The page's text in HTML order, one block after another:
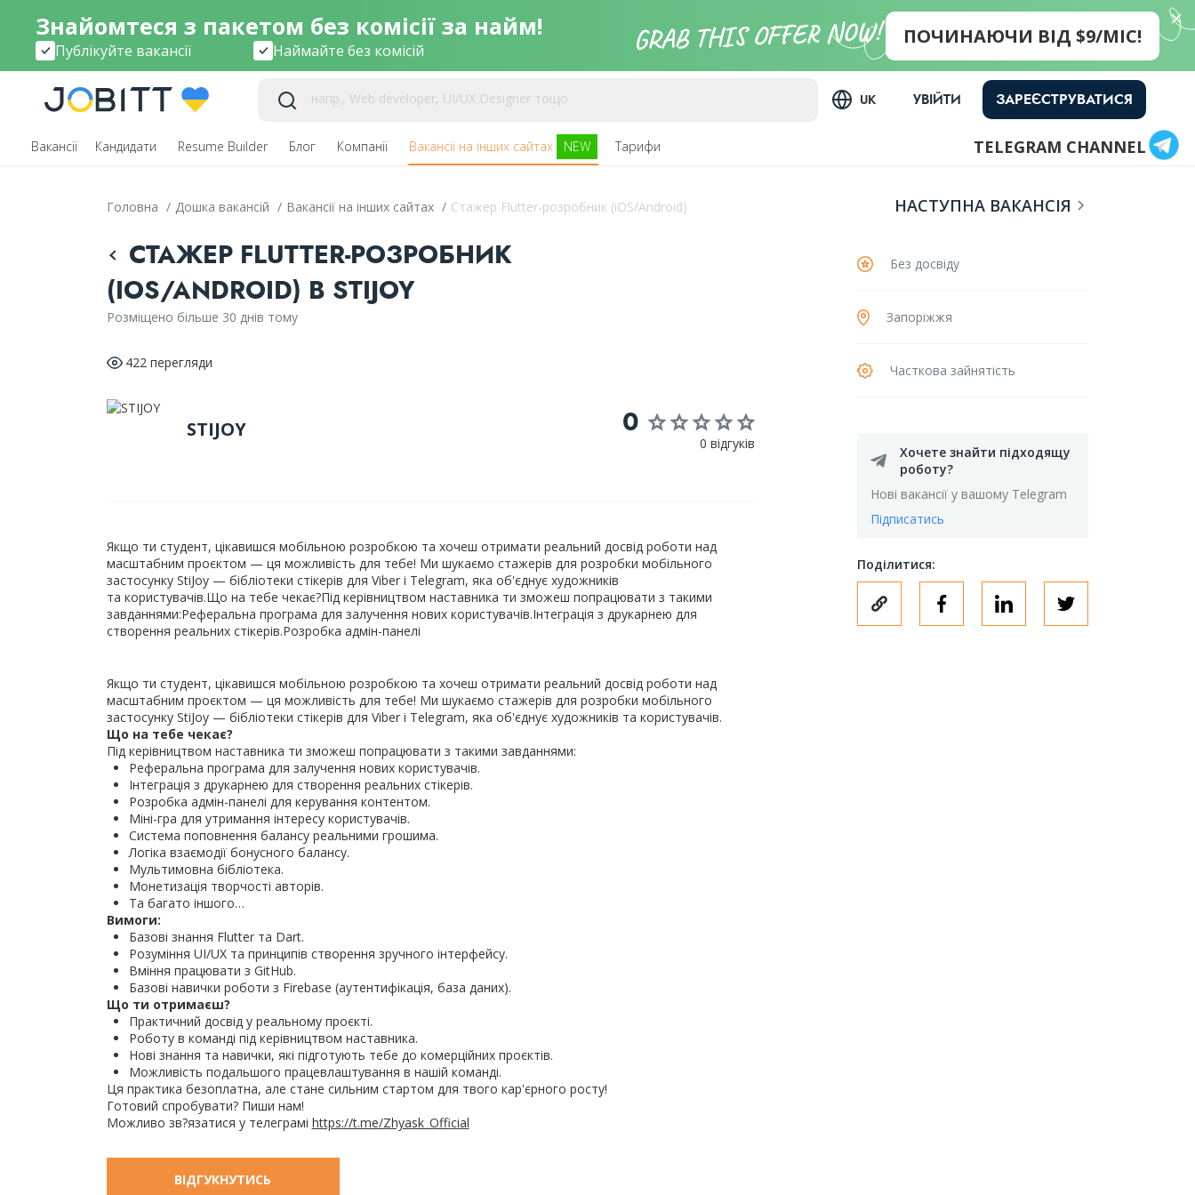
Знайомтеся з пакетом без комісії за найм!
Публікуйте вакансії Наймайте без комісій
ПОЧИНАЮЧИ ВІД $9/МІС!
UK УВІЙТИ ЗАРЕЄСТРУВАТИСЯ
Вакансії Кандидати Resume Builder Блог Компанії Вакансії на інших сайтах NEW Тарифи TELEGRAM CHANNEL
Головна / Дошка вакансій / Вакансії на інших сайтах / Стажер Flutter-розробник (iOS/Android) НАСТУПНА ВАКАНСІЯ
СТАЖЕР FLUTTER-РОЗРОБНИК
(IOS/ANDROID) В STIJOY
Розміщено більше 30 днів тому
422 перегляди
STIJOY 0
0 відгуків
Якщо ти студент, цікавишся мобільною розробкою та хочеш отримати реальний досвід роботи над
масштабним проєктом — ця можливість для тебе! Ми шукаємо стажерів для розробки мобільного
застосунку StiJoy — бібліотеки стікерів для Viber і Telegram, яка об'єднує художників
та користувачів.Що на тебе чекає?Під керівництвом наставника ти зможеш попрацювати з такими
завданнями:Реферальна програма для залучення нових користувачів.Інтеграція з друкарнею для
створення реальних стікерів.Розробка адмін-панелі
Якщо ти студент, цікавишся мобільною розробкою та хочеш отримати реальний досвід роботи над
масштабним проєктом — ця можливість для тебе! Ми шукаємо стажерів для розробки мобільного
застосунку StiJoy — бібліотеки стікерів для Viber і Telegram, яка об'єднує художників та користувачів.
Що на тебе чекає?
Під керівництвом наставника ти зможеш попрацювати з такими завданнями:
Реферальна програма для залучення нових користувачів.
Інтеграція з друкарнею для створення реальних стікерів.
Розробка адмін-панелі для керування контентом.
Міні-гра для утримання інтересу користувачів.
Система поповнення балансу реальними грошима.
Логіка взаємодії бонусного балансу.
Мультимовна бібліотека.
Монетизація творчості авторів.
Та багато іншого…
Вимоги:
Базові знання Flutter та Dart.
Розуміння UI/UX та принципів створення зручного інтерфейсу.
Вміння працювати з GitHub.
Базові навички роботи з Firebase (аутентифікація, база даних).
Що ти отримаєш?
Практичний досвід у реальному проєкті.
Роботу в команді під керівництвом наставника.
Нові знання та навички, які підготують тебе до комерційних проєктів.
Можливість подальшого працевлаштування в нашій команді.
Ця практика безоплатна, але стане сильним стартом для твого кар'єрного росту!
Готовий спробувати? Пиши нам!
Можливо зв?язатися у телеграмі https://t.me/Zhyask_Official
ВІДГУКНУТИСЬ
Без досвіду
Запоріжжя
Часткова зайнятість
Хочете знайти підходящу
роботу?
Нові вакансії у вашому Telegram
Підписатись
Поділитися: